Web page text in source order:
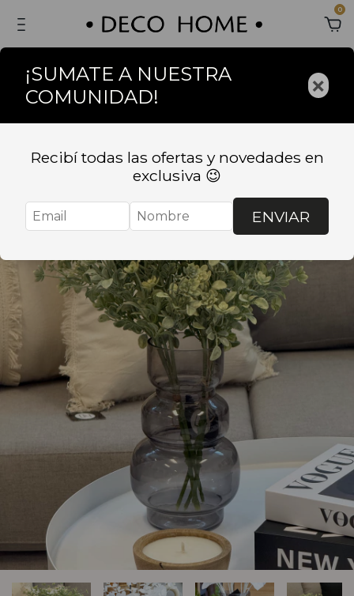
0
¡SUMATE A NUESTRA
COMUNIDAD!
×
Recibí todas las ofertas y novedades en
exclusiva 😉
ENVIAR